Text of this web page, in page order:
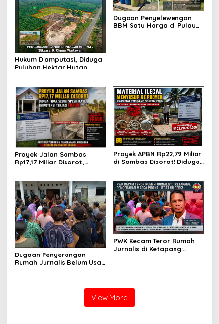
Hukum Diamputasi, Diduga
Puluhan Hektar Hutan
Dugaan Penyelewengan
BBM Satu Harga di Pulau
Proyek Jalan Sambas
Rp17,17 Miliar Disorot,
Fraud Mencuat
Proyek APBN Rp22,79 Miliar
di Sambas Disorot! Diduga
Dugaan Penyerangan
Rumah Jurnalis Belum Usai,
PWK Kecam Teror Rumah
Jurnalis di Ketapang:
View More